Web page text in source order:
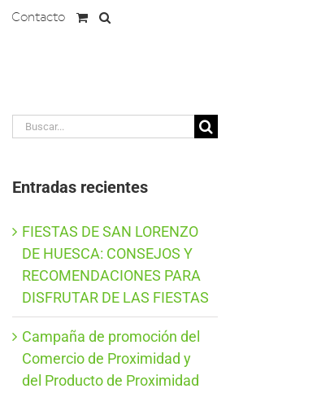
Contacto
Buscar:
Entradas recientes
FIESTAS DE SAN LORENZO
DE HUESCA: CONSEJOS Y
RECOMENDACIONES PARA
DISFRUTAR DE LAS FIESTAS
Campaña de promoción del
Comercio de Proximidad y
del Producto de Proximidad